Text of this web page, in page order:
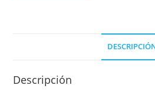
Descripción